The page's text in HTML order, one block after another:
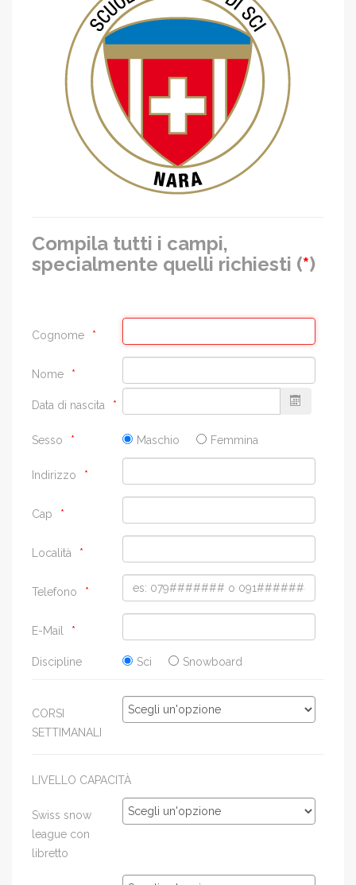
Compila tutti i campi,
specialmente quelli richiesti (*)
Cognome
Nome
Data di nascita
Sesso Maschio Femmina
Indirizzo
Cap
Località
Telefono
E-Mail
Discipline Sci Snowboard
CORSI
SETTIMANALI
LIVELLO CAPACITÀ
Swiss snow
league con
libretto